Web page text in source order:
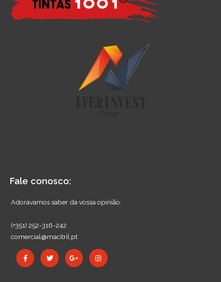
Fale conosco:
Adorávamos saber da vossa opinião:
(+351) 252-316-242
comercial@macitril.pt